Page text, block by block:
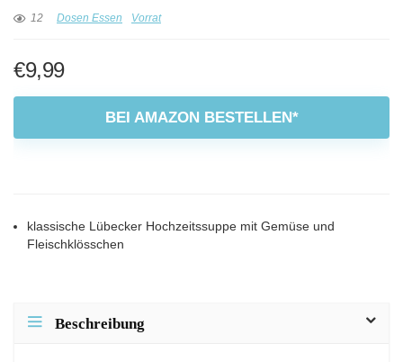
12 Dosen Essen Vorrat
€9,99
BEI AMAZON BESTELLEN*
klassische Lübecker Hochzeitssuppe mit Gemüse und
Fleischklösschen
Beschreibung